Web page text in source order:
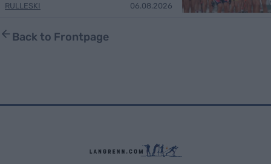
RULLESKI 06.08.2026
Back to Frontpage